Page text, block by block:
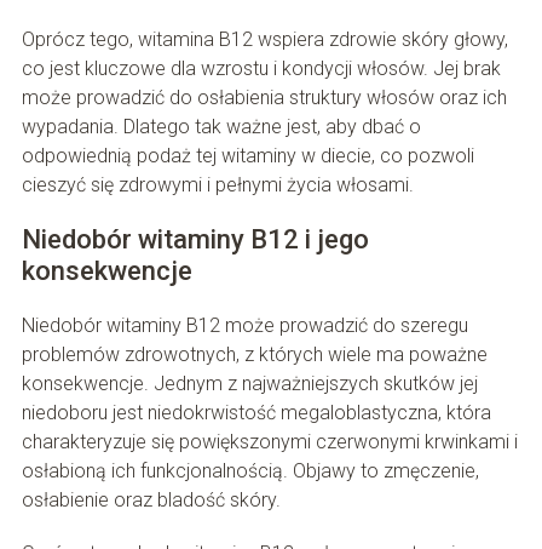
Oprócz tego, witamina B12 wspiera zdrowie skóry głowy,
co jest kluczowe dla wzrostu i kondycji włosów. Jej brak
może prowadzić do osłabienia struktury włosów oraz ich
wypadania. Dlatego tak ważne jest, aby dbać o
odpowiednią podaż tej witaminy w diecie, co pozwoli
cieszyć się zdrowymi i pełnymi życia włosami.
Niedobór witaminy B12 i jego
konsekwencje
Niedobór witaminy B12 może prowadzić do szeregu
problemów zdrowotnych, z których wiele ma poważne
konsekwencje. Jednym z najważniejszych skutków jej
niedoboru jest niedokrwistość megaloblastyczna, która
charakteryzuje się powiększonymi czerwonymi krwinkami i
osłabioną ich funkcjonalnością. Objawy to zmęczenie,
osłabienie oraz bladość skóry.